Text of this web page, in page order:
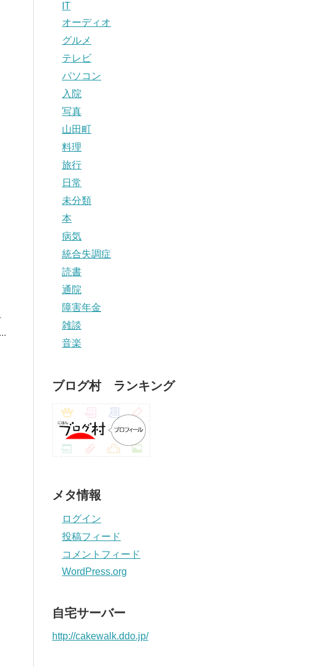
IT
オーディオ
グルメ
テレビ
パソコン
入院
写真
山田町
料理
旅行
日常
未分類
本
病気
統合失調症
読書
通院
障害年金
雑談
音楽
ブログ村 ランキング
メタ情報
ログイン
投稿フィード
コメントフィード
WordPress.org
自宅サーバー
http://cakewalk.ddo.jp/